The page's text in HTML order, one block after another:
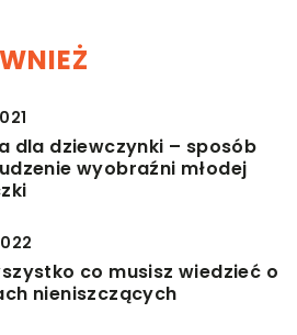
dla dziewczynki – sposób
wyobraźni młodej
co musisz wiedzieć o
nieniszczących